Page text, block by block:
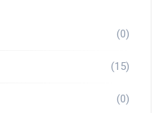
(0)
(15)
(0)